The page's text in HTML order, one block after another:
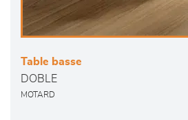
Table basse
DOBLE
MOTARD